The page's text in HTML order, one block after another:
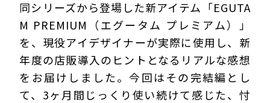
同シリーズから登場した新アイテム「EGUTA
M PREMIUM（エグータム プレミアム）」
を、現役アイデザイナーが実際に使用し、新
年度の店販導入のヒントとなるリアルな感想
をお届けしました。今回はその完結編とし
て、3ヶ月間じっくり使い続けて感じた、忖